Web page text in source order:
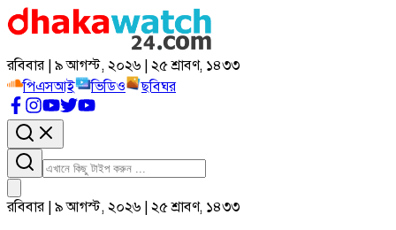
রবিবার | ৯ আগস্ট, ২০২৬ | ২৫ শ্রাবণ, ১৪৩৩
পিএসআই
ভিডিও ছবিঘর
রবিবার | ৯ আগস্ট, ২০২৬ | ২৫ শ্রাবণ, ১৪৩৩